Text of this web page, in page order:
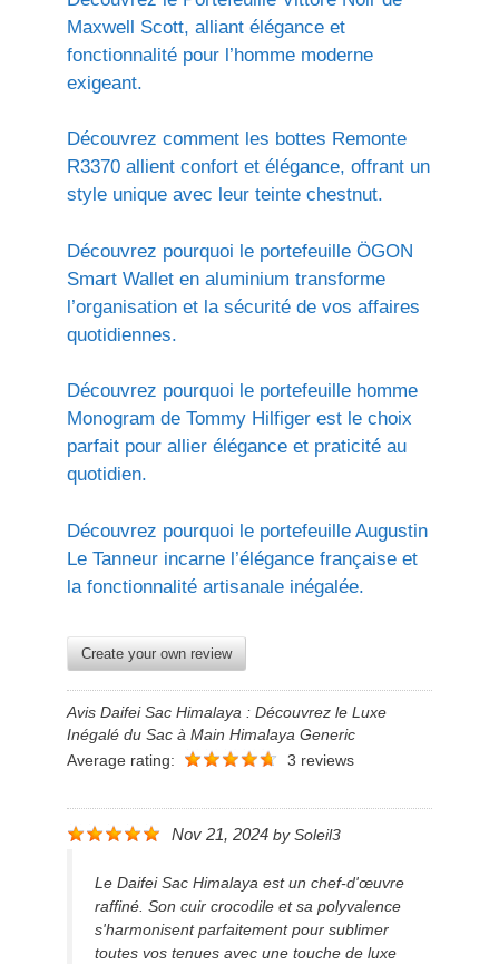
Maxwell Scott, alliant élégance et
fonctionnalité pour l’homme moderne
exigeant.
Découvrez comment les bottes Remonte
R3370 allient confort et élégance, offrant un
style unique avec leur teinte chestnut.
Découvrez pourquoi le portefeuille ÖGON
Smart Wallet en aluminium transforme
l’organisation et la sécurité de vos affaires
quotidiennes.
Découvrez pourquoi le portefeuille homme
Monogram de Tommy Hilfiger est le choix
parfait pour allier élégance et praticité au
quotidien.
Découvrez pourquoi le portefeuille Augustin
Le Tanneur incarne l’élégance française et
la fonctionnalité artisanale inégalée.
Create your own review
Avis Daifei Sac Himalaya : Découvrez le Luxe
Inégalé du Sac à Main Himalaya Generic
Average rating:
3 reviews
Nov 21, 2024 by Soleil3
Le Daifei Sac Himalaya est un chef-d'œuvre
raffiné. Son cuir crocodile et sa polyvalence
s'harmonisent parfaitement pour sublimer
toutes vos tenues avec une touche de luxe